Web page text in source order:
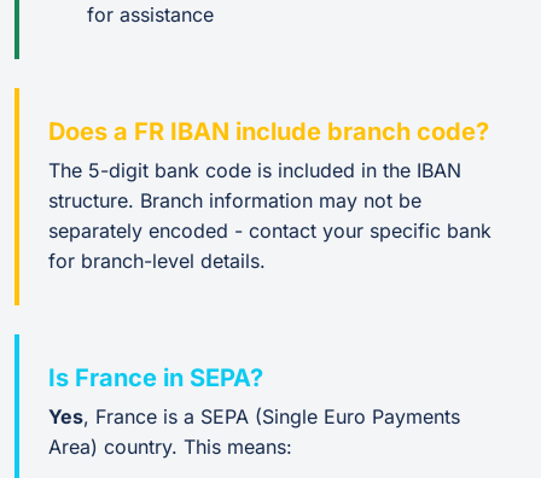
for assistance
Does a FR IBAN include branch code?
The 5-digit bank code is included in the IBAN
structure. Branch information may not be
separately encoded - contact your specific bank
for branch-level details.
Is France in SEPA?
Yes, France is a SEPA (Single Euro Payments
Area) country. This means: